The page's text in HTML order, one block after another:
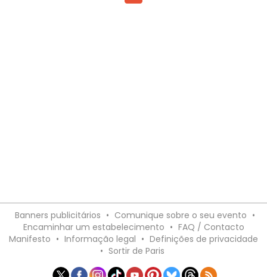
Banners publicitários • Comunique sobre o seu evento •
Encaminhar um estabelecimento • FAQ / Contacto
Manifesto • Informação legal • Definições de privacidade
• Sortir de Paris